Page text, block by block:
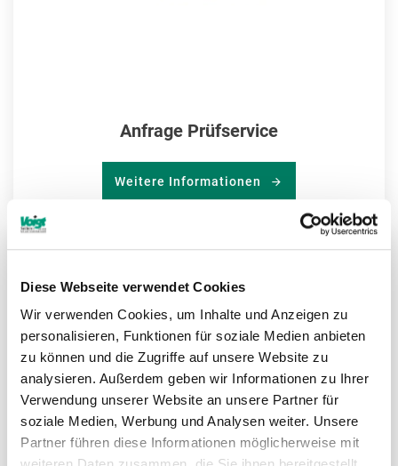
Diese Webseite verwendet Cookies
Wir verwenden Cookies, um Inhalte und Anzeigen zu
personalisieren, Funktionen für soziale Medien anbieten
zu können und die Zugriffe auf unsere Website zu
analysieren. Außerdem geben wir Informationen zu Ihrer
Verwendung unserer Website an unsere Partner für
soziale Medien, Werbung und Analysen weiter. Unsere
Partner führen diese Informationen möglicherweise mit
Anfrage Prüfservice
Weitere Informationen